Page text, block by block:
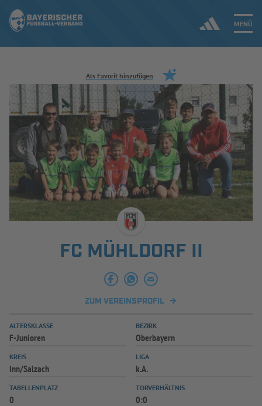
MENÜ
Jetzt einloggen
ERGEBNISSE & WETTBEWERBE
NEUIGKEITEN
SPIELBETRIEB & VERBANDSLEBEN
AUSBILDUNG & FÖRDERUNG
INFOTHEK SPIELPLUS
Als Favorit hinzufügen
FC MÜHLDORF II
ZUM VEREINSPROFIL
ALTERSKLASSE
F-Junioren
BEZIRK
Oberbayern
KREIS
Inn/Salzach
LIGA
k.A.
TABELLENPLATZ
0
TORVERHÄLTNIS
0:0